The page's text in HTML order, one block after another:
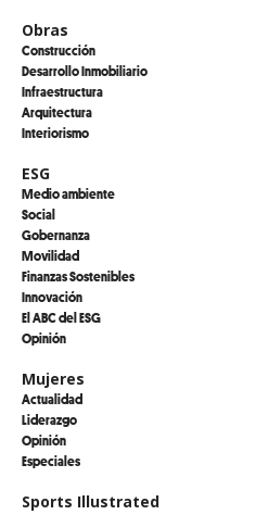
Obras
Construcción
Desarrollo Inmobiliario
Infraestructura
Arquitectura
Interiorismo
ESG
Medio ambiente
Social
Gobernanza
Movilidad
Finanzas Sostenibles
Innovación
El ABC del ESG
Opinión
Mujeres
Actualidad
Liderazgo
Opinión
Especiales
Sports Illustrated